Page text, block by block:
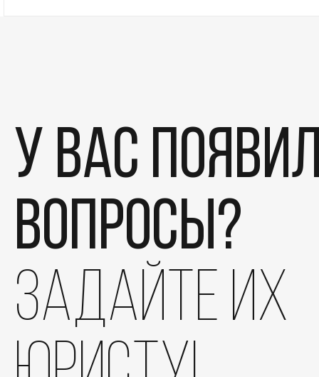
У вас
вопросы?
задайте их
Дела
Отзывы